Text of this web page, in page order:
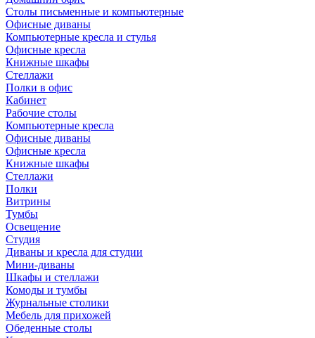
Столы письменные и компьютерные
Офисные диваны
Компьютерные кресла и стулья
Офисные кресла
Книжные шкафы
Стеллажи
Полки в офис
Кабинет
Рабочие столы
Компьютерные кресла
Офисные диваны
Офисные кресла
Книжные шкафы
Стеллажи
Полки
Витрины
Тумбы
Освещение
Студия
Диваны и кресла для студии
Мини-диваны
Шкафы и стеллажи
Комоды и тумбы
Журнальные столики
Мебель для прихожей
Обеденные столы